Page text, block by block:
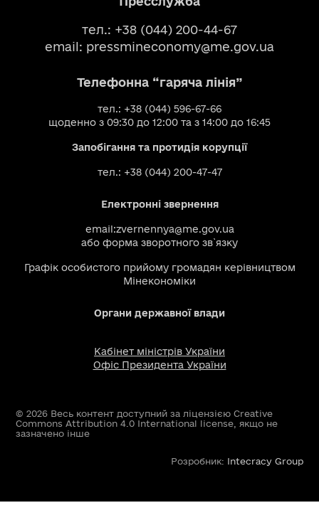
тел.: +38 (044) 200-44-67
email: pressmineconomy@me.gov.ua
Телефонна “гаряча лінія”
тел.: +38 (044) 596-67-66
щоденно з 09:30 до 12:00 та з 14:00 до 16:45
Запобігання та протидія корупції
тел.: +38 (044) 200-47-47
Електронні звернення
email:zvernennya@me.gov.ua
або форма зворотного зв`язку
Графік особистого прийому громадян керівництвом
Мінекономіки
Органи державної влади
Кабінет міністрів України
Офіс Президента України
© 2026 Весь контент доступний за ліцензією Creative
Commons Attribution 4.0 International license, якщо не
зазначено інше
Розробник: Intecracy Group